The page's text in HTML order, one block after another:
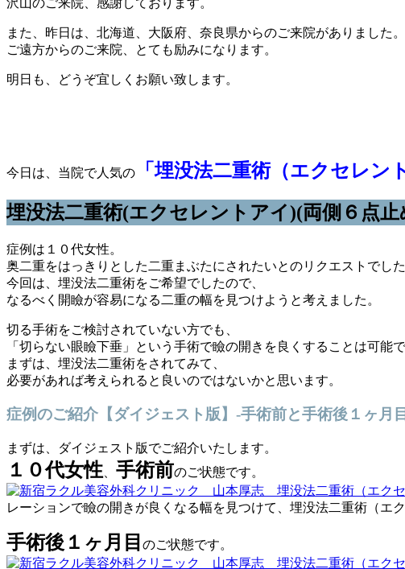
また、昨日は、北海道、大阪府、奈良県からのご来院がありました。
ご遠方からのご来院、とても励みになります。
明日も、どうぞ宜しくお願い致します。
今日は、当院で人気の 「埋没法二重術（エクセレン
埋没法二重術(エクセレントアイ)(両側６点
症例は１０代女性。
奥二重をはっきりとした二重まぶたにされたいとのリクエストでした
今回は、埋没法二重術をご希望でしたので、
なるべく開瞼が容易になる二重の幅を見つけようと考えました。
切る手術をご検討されていない方でも、
「切らない眼瞼下垂」という手術で瞼の開きを良くすることは可能で
まずは、埋没法二重術をされてみて、
必要があれば考えられると良いのではないかと思います。
症例のご紹介【ダイジェスト版】-手術前と手術後１ヶ月
まずは、ダイジェスト版でご紹介いたします。
１０代女性 手術前のご状態です。
レーションで瞼の開きが良くなる幅を見つけて、埋没法二重術（エ
手術後１ヶ月目 のご状態です。